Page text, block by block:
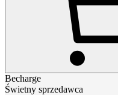
Becharge
Świetny sprzedawca